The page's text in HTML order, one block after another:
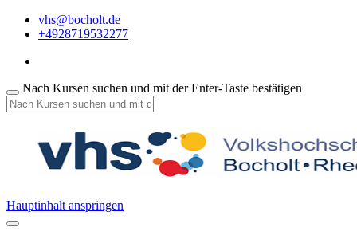
vhs@bocholt.de
+4928719532277
Nach Kursen suchen und mit der Enter-Taste bestätigen
Hauptinhalt anspringen